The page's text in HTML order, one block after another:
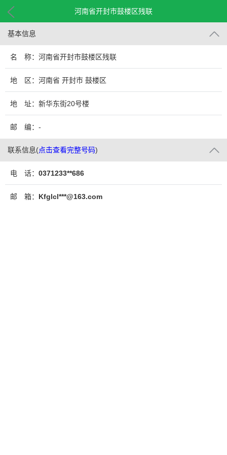
河南省开封市鼓楼区残联
基本信息
名 称：河南省开封市鼓楼区残联
地 区：河南省 开封市 鼓楼区
地 址：新华东街20号楼
邮 编：-
联系信息(点击查看完整号码)
电 话： 0371233**686
邮 箱： Kfglcl***@163.com